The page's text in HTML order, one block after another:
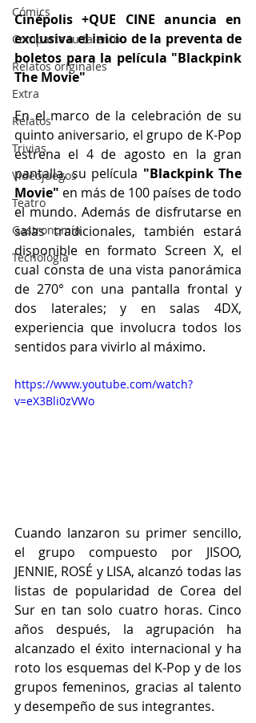
Cómics
Comparte tu talento
Relatos originales
Extra
Relatos
Trivias
Videojuegos
Teatro
Gastronomía
Tecnología
Cinépolis +QUE CINE anuncia en
exclusiva el inicio de la preventa de
boletos para la película "Blackpink
The Movie"
En el marco de la celebración de su
quinto aniversario, el grupo de K-Pop
estrena el 4 de agosto en la gran
pantalla, su película "Blackpink The
Movie" en más de 100 países de todo
el mundo. Además de disfrutarse en
salas tradicionales, también estará
disponible en formato Screen X, el
cual consta de una vista panorámica
de 270° con una pantalla frontal y
dos laterales; y en salas 4DX,
experiencia que involucra todos los
sentidos para vivirlo al máximo.
https://www.youtube.com/watch?
v=eX3Bli0zVWo
Cuando lanzaron su primer sencillo,
el grupo compuesto por JISOO,
JENNIE, ROSÉ y LISA, alcanzó todas las
listas de popularidad de Corea del
Sur en tan solo cuatro horas. Cinco
años después, la agrupación ha
alcanzado el éxito internacional y ha
roto los esquemas del K-Pop y de los
grupos femeninos, gracias al talento
y desempeño de sus integrantes.